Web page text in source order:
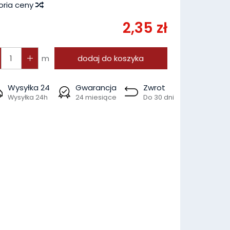
ceny
2,35 zł
m dodaj do koszyka
Wysyłka 24
Wysyłka 24h
Gwarancja
24 miesiące
Zwrot
Do 30 dni